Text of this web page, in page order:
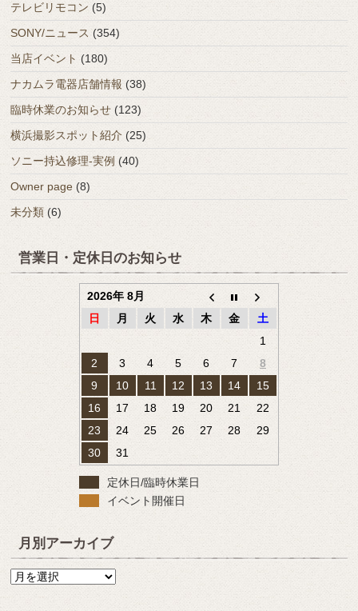
テレビリモコン (5)
SONY/ニュース (354)
当店イベント (180)
ナカムラ電器店舗情報(38)
臨時休業のお知らせ (123)
横浜撮影スポット紹介 (25)
ソニー持込修理-実例 (40)
Owner page (8)
未分類 (6)
営業日・定休日のお知らせ
2026年 8月
日
月 火 水 木 金
土
1
2
3 4 5 6 7
8
9
10 11 12 13 14
15
16
17 18 19 20 21
22
23
24 25 26 27 28
29
30
31
定休日/臨時休業日
イベント開催日
月別アーカイブ
月